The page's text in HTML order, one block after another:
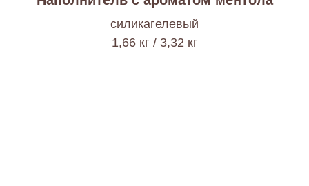
cиликагелевый
1,66 кг / 3,32 кг